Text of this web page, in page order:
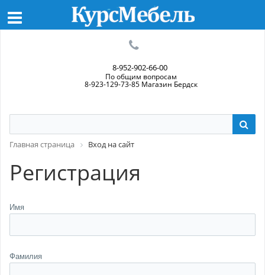
8-952-902-66-00
По общим вопросам
8-923-129-73-85 Магазин Бердск
Главная страница Вход на сайт
Регистрация
Имя
Фамилия